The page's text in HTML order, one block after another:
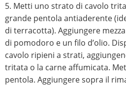
5. Metti uno strato di cavolo
grande pentola antiaderente
di terracotta). Aggiungere
di pomodoro e un filo d’olio.
cavolo ripieni a strati,
tritata o la carne affumicata.
pentola. Aggiungere sopra il